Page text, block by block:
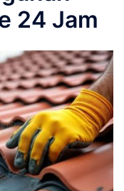
24 Jam